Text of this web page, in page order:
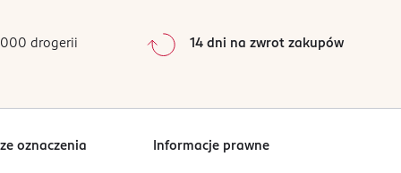
0%
Sortowanie wgdata: od najnowszej
drogerii 14 dni na zwrot zakupów
oznaczenia Informacje prawne